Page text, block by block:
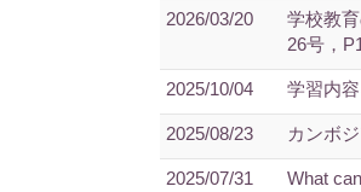
2026/03/20
学校教
26号，
2025/10/04 学習内
2025/08/23 カンボ
2025/07/31
What